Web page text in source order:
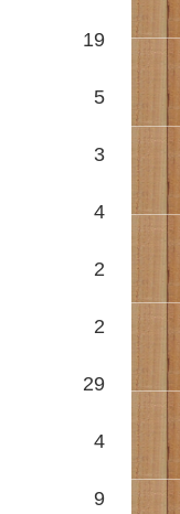
19
5
3
4
2
2
29
4
9